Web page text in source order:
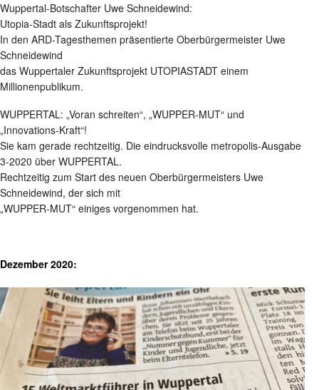
Wuppertal-Botschafter Uwe Schneidewind:
Utopia-Stadt als Zukunftsprojekt!
In den ARD-Tagesthemen präsentierte Oberbürgermeister Uwe
Schneidewind
das Wuppertaler Zukunftsprojekt UTOPIASTADT einem
Millionenpublikum.
WUPPERTAL: „Voran schreiten“, „WUPPER-MUT“ und
„Innovations-Kraft“!
Sie kam gerade rechtzeitig. Die eindrucksvolle metropolis-Ausgabe
3-2020 über WUPPERTAL.
Rechtzeitig zum Start des neuen Oberbürgermeisters Uwe
Schneidewind, der sich mit
„WUPPER-MUT“ einiges vorgenommen hat.
Dezember 2020: